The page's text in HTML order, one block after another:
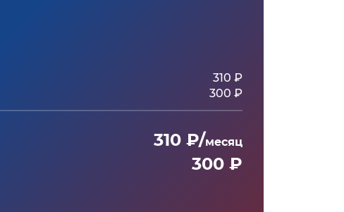
310 ₽
300 ₽
310 ₽/месяц
300 ₽